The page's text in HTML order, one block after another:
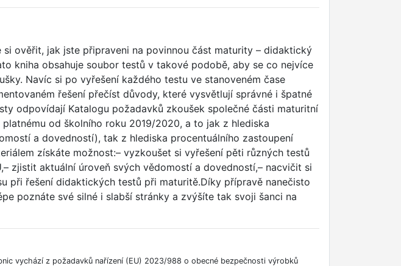
si ověřit, jak jste připraveni na povinnou část maturity – didaktický
kniha obsahuje soubor testů v takové podobě, aby se co nejvíce
Navíc si po vyřešení každého testu ve stanoveném čase
řešení přečíst důvody, které vysvětlují správné i špatné
odpovídají Katalogu požadavků zkoušek společné části maturitní
od školního roku 2019/2020, a to jak z hlediska
a dovedností), tak z hlediska procentuálního zastoupení
získáte možnost:– vyzkoušet si vyřešení pěti různých testů
zjistit aktuální úroveň svých vědomostí a dovedností,– nacvičit si
při řešení didaktických testů při maturitě.Díky přípravě nanečisto
poznáte své silné i slabší stránky a zvýšíte tak svoji šanci na
vychází z požadavků nařízení (EU) 2023/988 o obecné bezpečnosti výrobků